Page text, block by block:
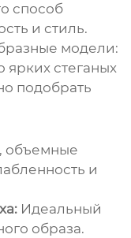
способ
и стиль.
модели:
ярких стеганых
подобрать
объемные
и
Идеальный
образа.